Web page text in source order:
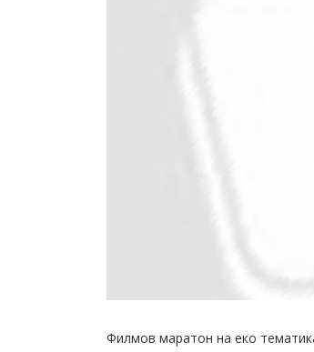
Филмов маратон на еко